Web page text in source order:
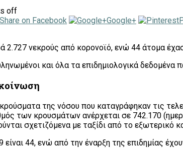
off
Share on Facebook Google+
νεκρούς από κορονοϊό, ενώ 44 άτομα
και όλα τα επιδημιολογικά
της νόσου που καταγράφηκαν τις
των κρουσμάτων ανέρχεται σε 742.170
σχετιζόμενα με ταξίδι από το εξωτερικό
44, ενώ από την έναρξη της επιδημίας